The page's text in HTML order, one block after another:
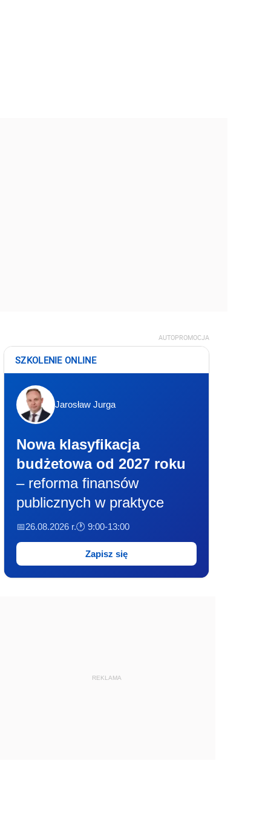
AUTOPROMOCJA
SZKOLENIE ONLINE
Jarosław Jurga
Nowa klasyfikacja
budżetowa od 2027 roku
– reforma finansów
publicznych w praktyce
📅26.08.2026 r.🕐 9:00-13:00
Zapisz się
REKLAMA